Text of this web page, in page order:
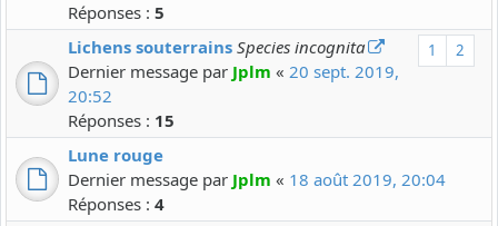
Réponses : 5
1 2
Lichens souterrains Species incognita
Dernier message par Jplm « 20 sept. 2019,
20:52
Réponses : 15
Lune rouge
Dernier message par Jplm « 18 août 2019, 20:04
Réponses : 4